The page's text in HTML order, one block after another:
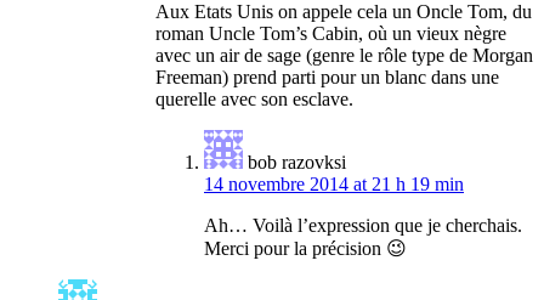
Aux Etats Unis on appele cela un Oncle Tom, du
roman Uncle Tom’s Cabin, où un vieux nègre
avec un air de sage (genre le rôle type de Morgan
Freeman) prend parti pour un blanc dans une
querelle avec son esclave.
bob razovksi
14 novembre 2014 at 21 h 19 min
Ah… Voilà l’expression que je cherchais.
Merci pour la précision 😉